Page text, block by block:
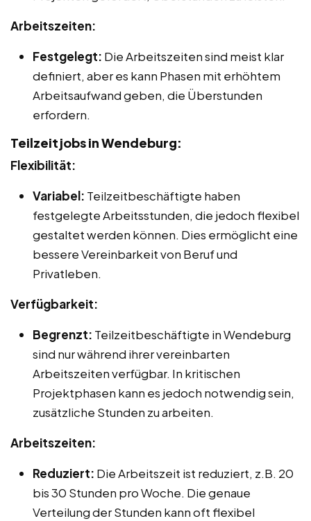
Arbeitszeiten:
Festgelegt: Die Arbeitszeiten sind meist klar
definiert, aber es kann Phasen mit erhöhtem
Arbeitsaufwand geben, die Überstunden
erfordern.
Teilzeitjobs in Wendeburg:
Flexibilität:
Variabel: Teilzeitbeschäftigte haben
festgelegte Arbeitsstunden, die jedoch flexibel
gestaltet werden können. Dies ermöglicht eine
bessere Vereinbarkeit von Beruf und
Privatleben.
Verfügbarkeit:
Begrenzt: Teilzeitbeschäftigte in Wendeburg
sind nur während ihrer vereinbarten
Arbeitszeiten verfügbar. In kritischen
Projektphasen kann es jedoch notwendig sein,
zusätzliche Stunden zu arbeiten.
Arbeitszeiten:
Reduziert: Die Arbeitszeit ist reduziert, z.B. 20
bis 30 Stunden pro Woche. Die genaue
Verteilung der Stunden kann oft flexibel